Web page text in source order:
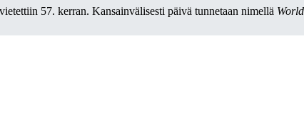
57. kerran. Kansainvälisesti päivä tunnetaan nimellä World